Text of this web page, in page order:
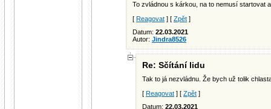
To zvládnou s kárkou, na to nemusí startovat
[ Reagovat ] [ Zpět ]
Datum: 22.03.2021
Autor: Jindra8526
Re: Sčítání lidu
Tak to já nezvládnu. Že bych už tolik
[ Reagovat ] [ Zpět ]
Datum: 22.03.2021